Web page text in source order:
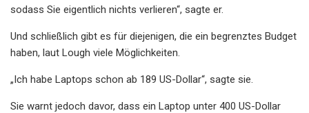
sodass Sie eigentlich nichts verlieren“, sagte er.
Und schließlich gibt es für diejenigen, die ein begrenztes Budget
haben, laut Lough viele Möglichkeiten.
„Ich habe Laptops schon ab 189 US-Dollar“, sagte sie.
Sie warnt jedoch davor, dass ein Laptop unter 400 US-Dollar